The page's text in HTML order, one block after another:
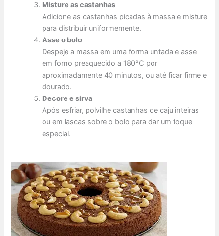
Misture as castanhas
Adicione as castanhas picadas à massa e misture
para distribuir uniformemente.
Asse o bolo
Despeje a massa em uma forma untada e asse
em forno preaquecido a 180°C por
aproximadamente 40 minutos, ou até ficar firme e
dourado.
Decore e sirva
Após esfriar, polvilhe castanhas de caju inteiras
ou em lascas sobre o bolo para dar um toque
especial.